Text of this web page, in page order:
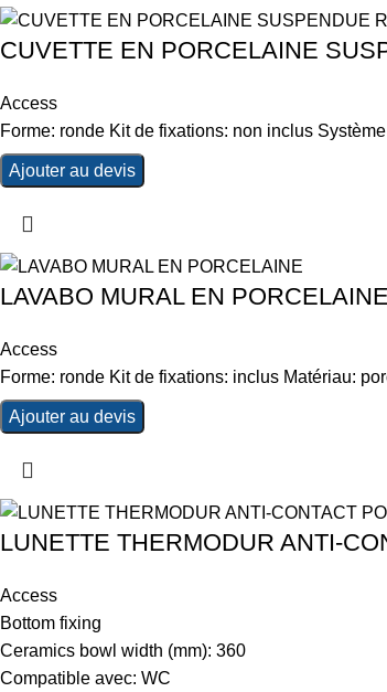
CUVETTE EN PORCELAINE
Access
Forme: ronde Kit de fixations: non inclus
Ajouter au devis
LAVABO MURAL EN PORCELAINE
Access
Forme: ronde Kit de fixations: inclus Matériau:
Ajouter au devis
LUNETTE THERMODUR ANTI-
Access
Bottom fixing
Ceramics bowl width (mm): 360
Compatible avec: WC